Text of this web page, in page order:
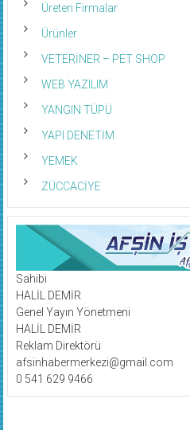
Üreten Firmalar
Ürünler
VETERİNER – PET SHOP
WEB YAZILIM
YANGIN TÜPÜ
YAPI DENETİM
YEMEK
ZÜCCACİYE
Sahibi
HALİL DEMİR
Genel Yayın Yönetmeni
HALİL DEMİR
Reklam Direktörü
afsinhabermerkezi@gmail.com
0 541 629 9466